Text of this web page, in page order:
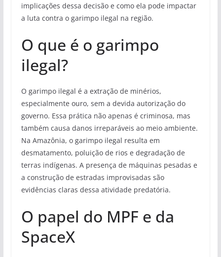
implicações dessa decisão e como ela pode impactar
a luta contra o garimpo ilegal na região.
O que é o garimpo
ilegal?
O garimpo ilegal é a extração de minérios,
especialmente ouro, sem a devida autorização do
governo. Essa prática não apenas é criminosa, mas
também causa danos irreparáveis ao meio ambiente.
Na Amazônia, o garimpo ilegal resulta em
desmatamento, poluição de rios e degradação de
terras indígenas. A presença de máquinas pesadas e
a construção de estradas improvisadas são
evidências claras dessa atividade predatória.
O papel do MPF e da
SpaceX